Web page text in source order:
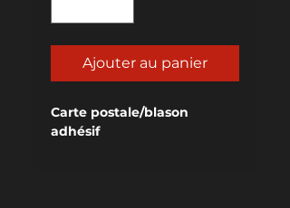
Ajouter au panier
Carte postale/blason
adhésif